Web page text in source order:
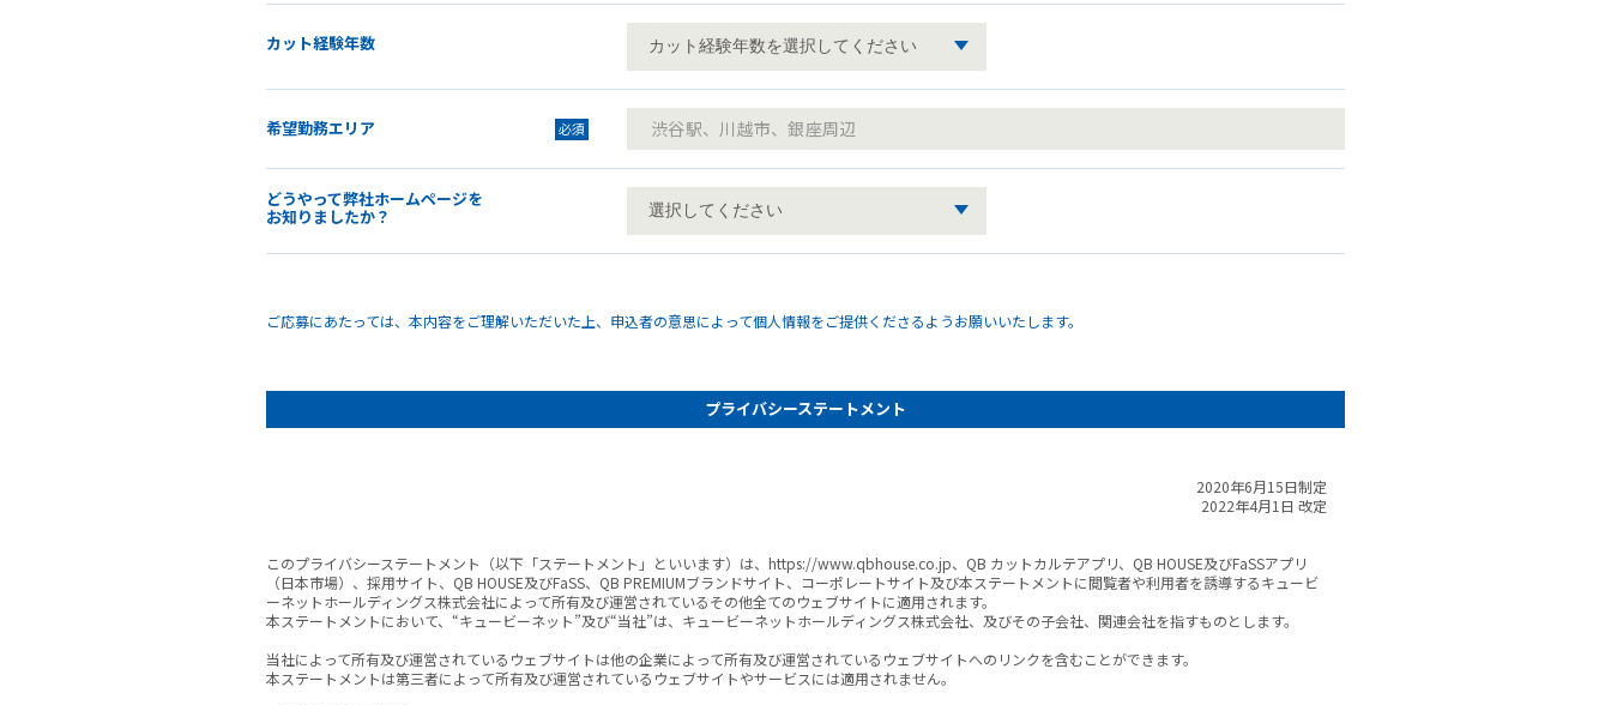
カット経験年数
希望勤務エリア 必須
どうやって弊社ホームページを
お知りましたか？
ご応募にあたっては、本内容をご理解いただいた上、申込者の意思によって個人情報をご提供くださるようお願いいたします。
プライバシーステートメント
2020年6月15日制定
2022年4月1日 改定
このプライバシーステートメント（以下「ステートメント」といいます）は、https://www.qbhouse.co.jp、QB カットカルテアプリ、QB HOUSE及びFaSSアプリ
（日本市場）、採用サイト、QB HOUSE及びFaSS、QB PREMIUMブランドサイト、コーポレートサイト及び本ステートメントに閲覧者や利用者を誘導するキュービ
ーネットホールディングス株式会社によって所有及び運営されているその他全てのウェブサイトに適用されます。
本ステートメントにおいて、“キュービーネット”及び“当社”は、キュービーネットホールディングス株式会社、及びその子会社、関連会社を指すものとします。
当社によって所有及び運営されているウェブサイトは他の企業によって所有及び運営されているウェブサイトへのリンクを含むことができます。
本ステートメントは第三者によって所有及び運営されているウェブサイトやサービスには適用されません。